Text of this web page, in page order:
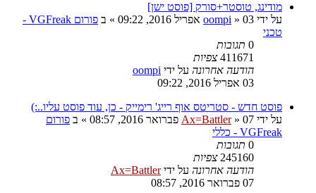
מודינג, טוסטר+סורק [פוסט ישן]
על ידי
oompi » 03 אפריל 2016, 09:22 » ב
פורום VGFreak -
טכני
0 תגובות
411671 צפיות
הודעה אחרונה על ידי oompi
03 אפריל 2016, 09:22
פוסט חדש - סטריטס אוף רייג' רימייק - כן, עוד פוסט עליו..:)
על ידי
Ax=Battler» 07 פברואר 2016, 08:57 » ב פורום
VGFreak - כללי
0 תגובות
245160 צפיות
הודעה אחרונה על ידיAx=Battler
07 פברואר 2016, 08:57